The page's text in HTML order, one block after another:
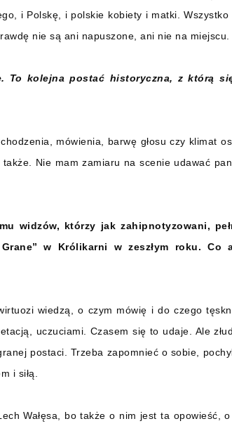
i Polskę, i polskie kobiety i matki. Wszystko
nie są ani napuszone, ani nie na miejscu.
To kolejna postać historyczna, z którą
mówienia, barwę głosu czy klimat
Nie mam zamiaru na scenie udawać
widzów, którzy jak zahipnotyzowani,
w Królikarni w zeszłym roku. Co
wiedzą, o czym mówię i do czego
uczuciami. Czasem się to udaje. Ale
postaci. Trzeba zapomnieć o sobie,
i siłą.
Wałęsa, bo także o nim jest ta opowieść,